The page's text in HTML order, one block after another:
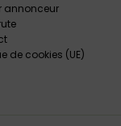
annonceur
de cookies (UE)